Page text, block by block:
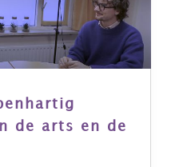
de arts en de